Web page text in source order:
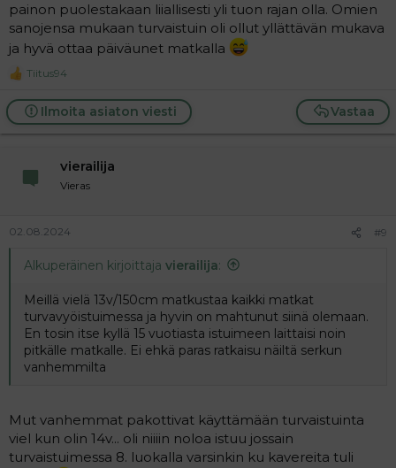
painon puolestakaan liiallisesti yli tuon rajan olla. Omien
sanojensa mukaan turvaistuin oli ollut yllättävän mukava
ja hyvä ottaa päiväunet matkalla
R
a
c
t
Tiitus94
Vastaa
Ilmoita asiaton viesti
vierailija
Vieras
02.08.2024 #9
Alkuperäinen kirjoittaja vierailija:
Meillä vielä 13v/150cm matkustaa kaikki matkat
turvavyöistuimessa ja hyvin on mahtunut siinä olemaan.
En tosin itse kyllä 15 vuotiasta istuimeen laittaisi noin
pitkälle matkalle. Ei ehkä paras ratkaisu näiltä serkun
vanhemmilta
Mut vanhemmat pakottivat käyttämään turvaistuinta
viel kun olin 14v... oli niiiin noloa istuu jossain
turvaistuimessa 8. luokalla varsinkin ku kavereita tuli